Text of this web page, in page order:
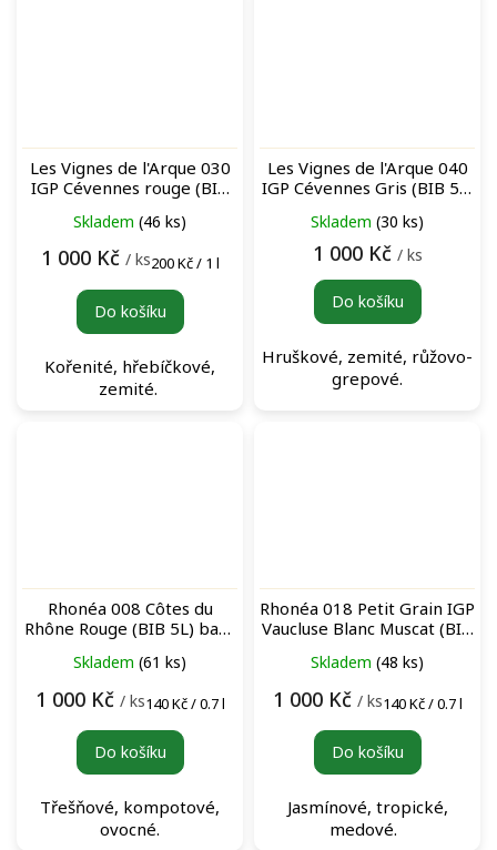
Les Vignes de l'Arque 030
IGP Cévennes rouge (BIB
víno
Skladem (46 ks)
1 000 Kč / ksMěrná
200 Kč / 1 l
Do košíku
Kořenité, hřebíčkové,
zemité.
Les Vignes de l'Arque 040
IGP Cévennes Gris (BIB 5L)
Skladem (30 ks)
1 000 Kč / ks
Do košíku
Hruškové, zemité, růžovo-
grepové.
Rhonéa 008 Côtes du
Rhône Rouge (BIB 5L) bag-
Skladem (61 ks)
1 000 Kč / ksMěrná
140 Kč / 0.7 l
Do košíku
Třešňové, kompotové,
ovocné.
Rhonéa 018 Petit Grain IGP
Vaucluse Blanc Muscat (BIB
Skladem (48 ks)
1 000 Kč / ksMěrná
140 Kč / 0.7 l
Do košíku
Jasmínové, tropické,
medové.